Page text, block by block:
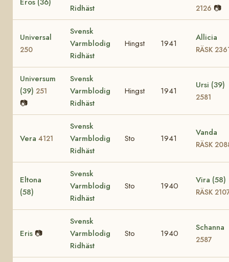
Ridhäst
2126 📷
Universal
250
Svensk
Varmblodig
Ridhäst
Hingst 1941
Allicia
RÄSK
Universum
(39) 251
📷
Svensk
Varmblodig
Ridhäst
Hingst 1941
Ursi (39)
2581
Vera 4121
Svensk
Varmblodig
Ridhäst
Sto 1941
Vanda
RÄSK
Eltona
(58)
Svensk
Varmblodig
Ridhäst
Sto 1940
Vira (58)
RÄSK
Eris 📷
Svensk
Varmblodig
Ridhäst
Sto 1940
Schanna
2587